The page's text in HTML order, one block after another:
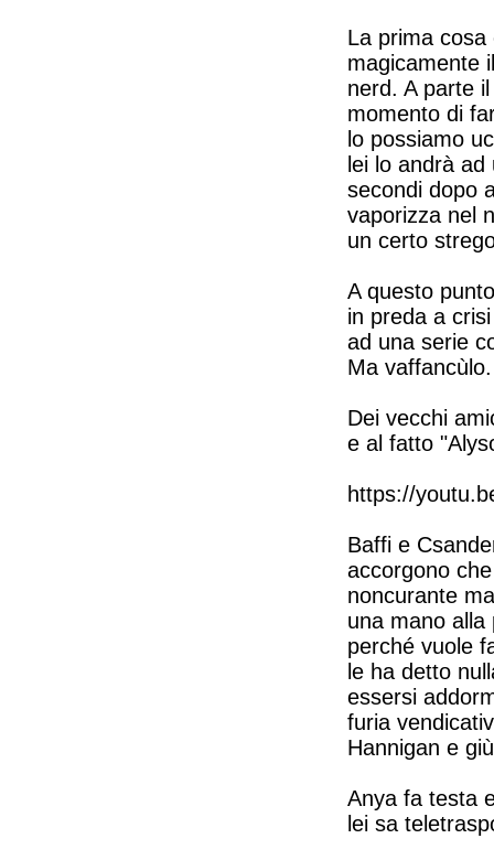
La prima cosa
magicamente
nerd. A parte
momento di
lo possiamo
lei lo andrà
secondi dopo
vaporizza nel
un certo
A questo
in preda a
ad una serie
Ma vaffancùlo.
Dei vecchi
e al fatto
https://
Baffi e
accorgono
noncurante
una mano
perché vuole
le ha detto
essersi
furia
Hannigan e
Anya fa testa
lei sa